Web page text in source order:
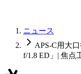
ニュース
APS-C用大
f/1.8 ED」| 焦点